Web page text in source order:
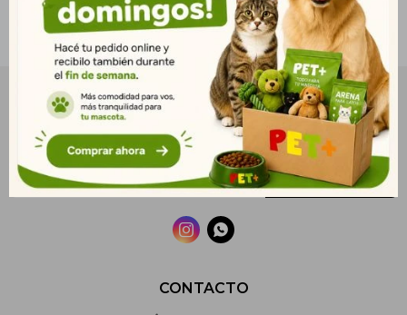
CONTACTO
NEWSLETTER
¡Suscribite y recibí todas nuestras novedades!
SUSCRIBIRME
 